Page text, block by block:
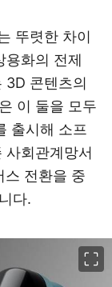
뚜렷한 차이
용화의 전제
3D 콘텐츠의
이 둘을 모두
출시해 소프
사회관계망서
스 전환을 중
다.